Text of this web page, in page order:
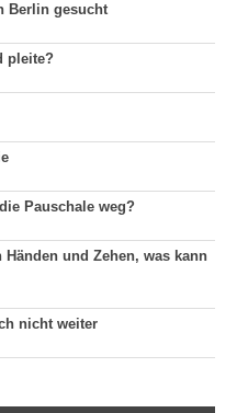
Berlin gesucht
pleite?
Pauschale weg?
und Zehen, was kann
nicht weiter